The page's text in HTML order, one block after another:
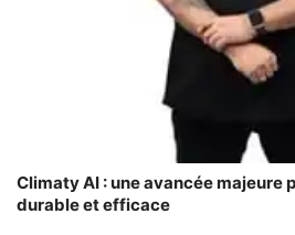
Climaty AI : une avancée majeure
durable et efficace